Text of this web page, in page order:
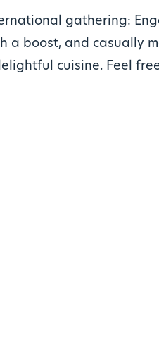
gathering:
a boost, and casually
cuisine. Feel